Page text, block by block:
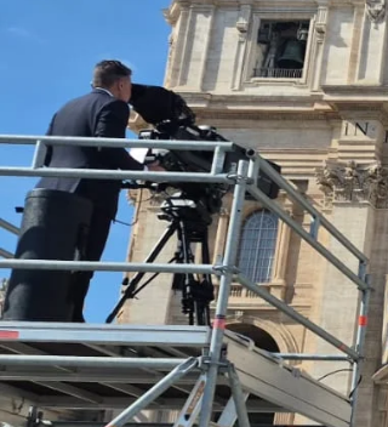
Prefecto Clemente Bravo